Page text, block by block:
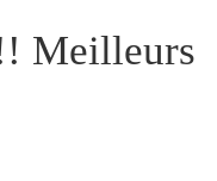
Meilleurs